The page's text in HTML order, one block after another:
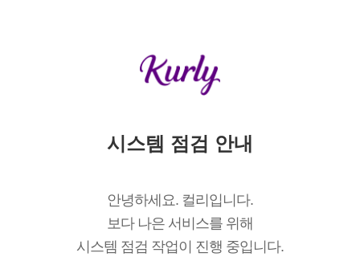
시스템 점검 안내
안녕하세요. 컬리입니다.
보다 나은 서비스를 위해
시스템 점검 작업이 진행 중입니다.